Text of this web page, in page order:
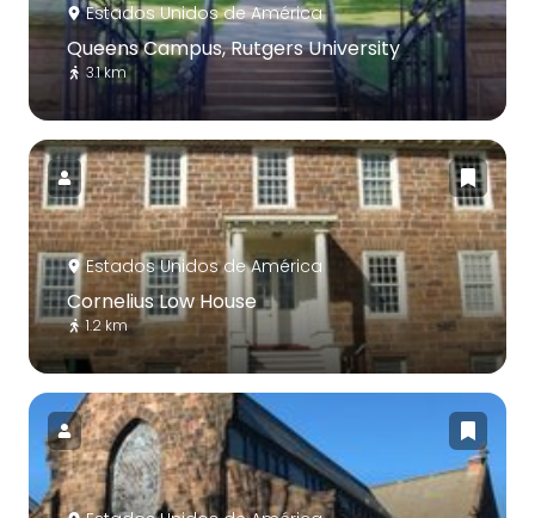
Estados Unidos de América
Queens Campus, Rutgers University
3.1 km
Estados Unidos de América
Cornelius Low House
1.2 km